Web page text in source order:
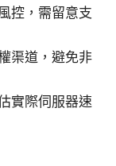
控，需留意支
渠道，避免非
實際伺服器速